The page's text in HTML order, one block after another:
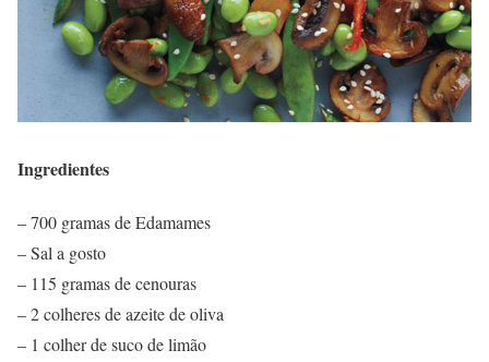
Ingredientes
– 700 gramas de Edamames
– Sal a gosto
– 115 gramas de cenouras
– 2 colheres de azeite de oliva
– 1 colher de suco de limão